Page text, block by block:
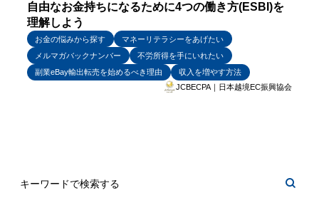
自由なお金持ちになるために4つの働き方(ESBI)を
理解しよう
お金の悩みから探す
マネーリテラシーをあげたい
メルマガバックナンバー
不労所得を手にいれたい
副業eBay輸出転売を始めるべき理由
収入を増やす方法
JCBECPA｜日本越境EC振興協会